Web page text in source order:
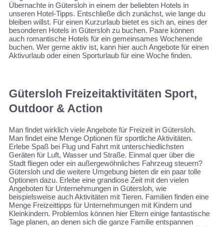
Übernachte in Gütersloh in einem der beliebten Hotels in
unseren Hotel-Tipps. Entschließe dich zunächst, wie lange du
bleiben willst. Für einen Kurzurlaub bietet es sich an, eines der
besonderen Hotels in Gütersloh zu buchen. Paare können
auch romantische Hotels für ein gemeinsames Wochenende
buchen. Wer gerne aktiv ist, kann hier auch Angebote für einen
Aktivurlaub oder einen Sporturlaub für eine Woche finden.
Gütersloh Freizeitaktivitäten Sport,
Outdoor & Action
Man findet wirklich viele Angebote für Freizeit in Gütersloh.
Man findet eine Menge Optionen für sportliche Aktivitäten.
Erlebe Spaß bei Flug und Fahrt mit unterschiedlichsten
Geräten für Luft, Wasser und Straße. Einmal quer über die
Stadt fliegen oder ein außergewöhnliches Fahrzeug steuern?
Gütersloh und die weitere Umgebung bieten dir ein paar tolle
Optionen dazu. Erlebe eine grandiose Zeit mit den vielen
Angeboten für Unternehmungen in Gütersloh, wie
beispielsweise auch Aktivitäten mit Tieren. Familien finden eine
Menge Freizeittipps für Unternehmungen mit Kindern und
Kleinkindern. Problemlos können hier Eltern einige fantastische
Tage planen, an denen sich die ganze Familie entspannen